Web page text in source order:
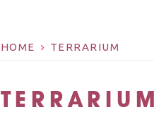
HOME TERRARIUM
TERRARIUM